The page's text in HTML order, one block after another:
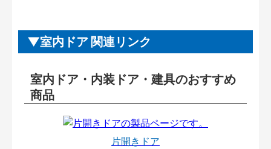
室内ドア 関連リンク
室内ドア・内装ドア・建具のおすすめ
商品
片開きドア